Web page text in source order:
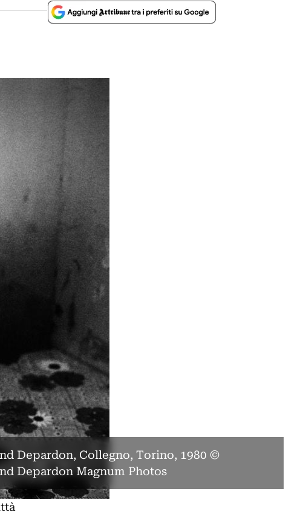
Depardon, Collegno, Torino, 1980 ©
Depardon Magnum Photos